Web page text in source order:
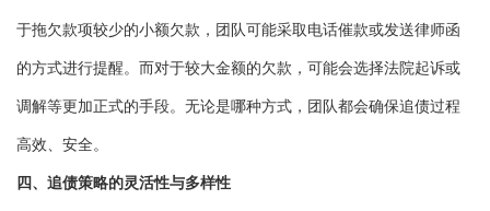
于拖欠款项较少的小额欠款，团队可能采取电话催款或发送律师函
的方式进行提醒。而对于较大金额的欠款，可能会选择法院起诉或
调解等更加正式的手段。无论是哪种方式，团队都会确保追债过程
高效、安全。
四、追债策略的灵活性与多样性